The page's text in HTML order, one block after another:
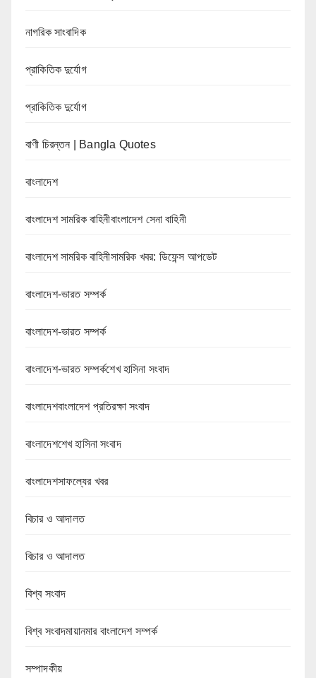
নাগরিক সাংবাদিক
প্রাকিতিক দুর্যোগ
প্রাকিতিক দুর্যোগ
বাণী চিরন্তন | Bangla Quotes
বাংলাদেশ
বাংলাদেশ সামরিক বাহিনীবাংলাদেশ সেনা বাহিনী
বাংলাদেশ সামরিক বাহিনীসামরিক খবর: ডিফেন্স আপডেট
বাংলাদেশ-ভারত সম্পর্ক
বাংলাদেশ-ভারত সম্পর্ক
বাংলাদেশ-ভারত সম্পর্কশেখ হাসিনা সংবাদ
বাংলাদেশবাংলাদেশ প্রতিরক্ষা সংবাদ
বাংলাদেশশেখ হাসিনা সংবাদ
বাংলাদেশসাফল্যের খবর
বিচার ও আদালত
বিচার ও আদালত
বিশ্ব সংবাদ
বিশ্ব সংবাদমায়ানমার বাংলাদেশ সম্পর্ক
সম্পাদকীয়